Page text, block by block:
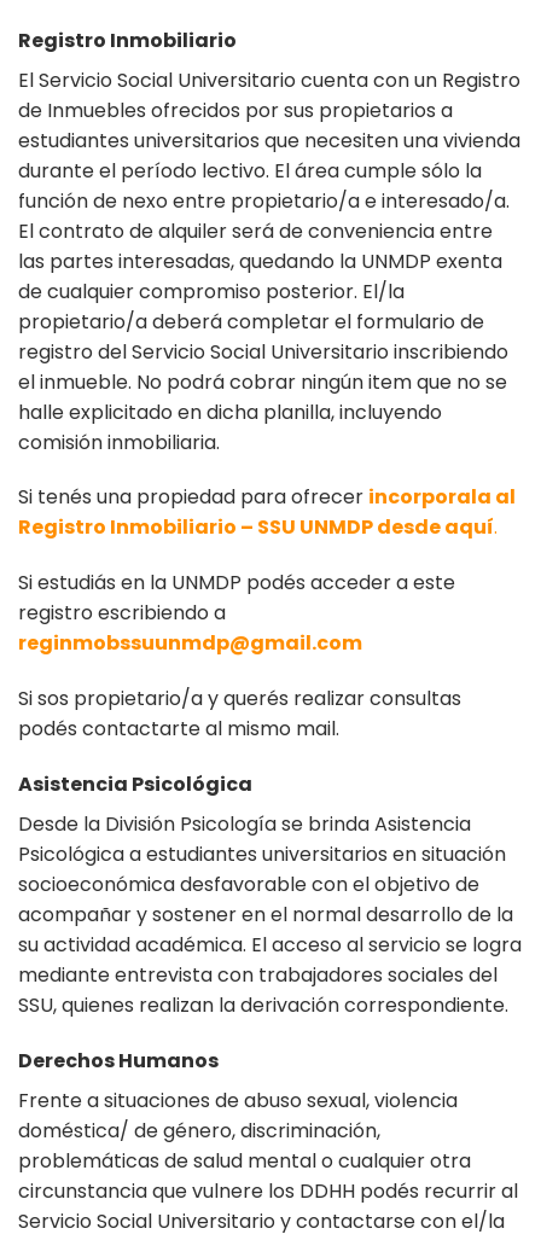
Registro Inmobiliario
El Servicio Social Universitario cuenta con un Registro
de Inmuebles ofrecidos por sus propietarios a
estudiantes universitarios que necesiten una vivienda
durante el período lectivo. El área cumple sólo la
función de nexo entre propietario/a e interesado/a.
El contrato de alquiler será de conveniencia entre
las partes interesadas, quedando la UNMDP exenta
de cualquier compromiso posterior. El/la
propietario/a deberá completar el formulario de
registro del Servicio Social Universitario inscribiendo
el inmueble. No podrá cobrar ningún item que no se
halle explicitado en dicha planilla, incluyendo
comisión inmobiliaria.
Si tenés una propiedad para ofrecer incorporala al
Registro Inmobiliario – SSU UNMDP desde aquí.
Si estudiás en la UNMDP podés acceder a este
registro escribiendo a
reginmobssuunmdp@gmail.com
Si sos propietario/a y querés realizar consultas
podés contactarte al mismo mail.
Asistencia Psicológica
Desde la División Psicología se brinda Asistencia
Psicológica a estudiantes universitarios en situación
socioeconómica desfavorable con el objetivo de
acompañar y sostener en el normal desarrollo de la
su actividad académica. El acceso al servicio se logra
mediante entrevista con trabajadores sociales del
SSU, quienes realizan la derivación correspondiente.
Derechos Humanos
Frente a situaciones de abuso sexual, violencia
doméstica/ de género, discriminación,
problemáticas de salud mental o cualquier otra
circunstancia que vulnere los DDHH podés recurrir al
Servicio Social Universitario y contactarse con el/la